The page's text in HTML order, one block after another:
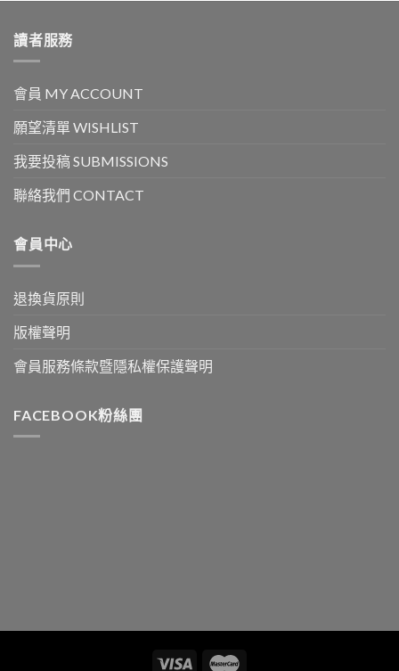
讀者服務
會員 MY ACCOUNT
願望清單 WISHLIST
我要投稿 SUBMISSIONS
聯絡我們 CONTACT
會員中心
退換貨原則
版權聲明
會員服務條款暨隱私權保護聲明
FACEBOOK粉絲團